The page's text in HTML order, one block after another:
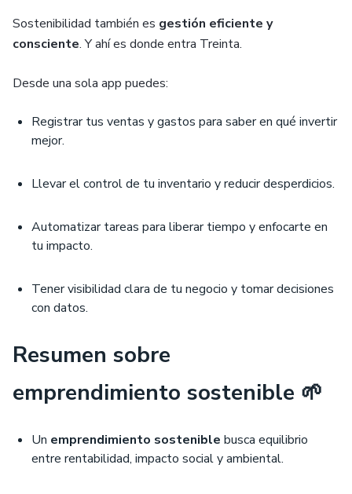
Sostenibilidad también es gestión eficiente y
consciente. Y ahí es donde entra Treinta.
Desde una sola app puedes:
Registrar tus ventas y gastos para saber en qué invertir
mejor.
Llevar el control de tu inventario y reducir desperdicios.
Automatizar tareas para liberar tiempo y enfocarte en
tu impacto.
Tener visibilidad clara de tu negocio y tomar decisiones
con datos.
Resumen sobre
emprendimiento sostenible 🌱
Un emprendimiento sostenible busca equilibrio
entre rentabilidad, impacto social y ambiental.